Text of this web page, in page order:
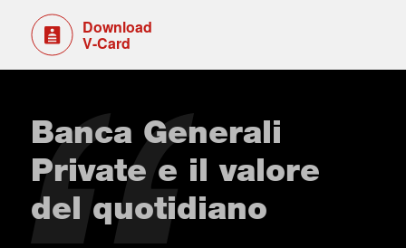
Download
V-Card
Banca Generali
Private e il valore
del quotidiano